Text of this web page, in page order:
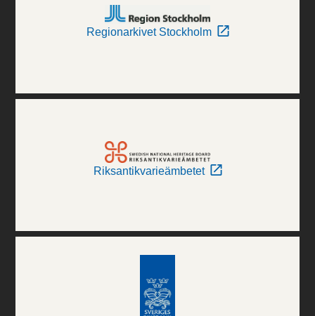
Regionarkivet Stockholm
Riksantikvarieämbetet